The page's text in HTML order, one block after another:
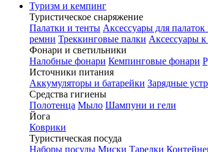
Туризм и кемпинг
Туристическое снаряжение
Палатки и тенты Аксессуары для палаток
ремни Треккинговые палки Аксессуары
Фонари и светильники
Налобные фонари Кемпинговые фонари
Источники питания
Аккумуляторы и батарейки Зарядные
Средства гигиены
Полотенца Мыло Шампуни и гели
Йога
Коврики
Туристическая посуда
Наборы посуды Миски Тарелки